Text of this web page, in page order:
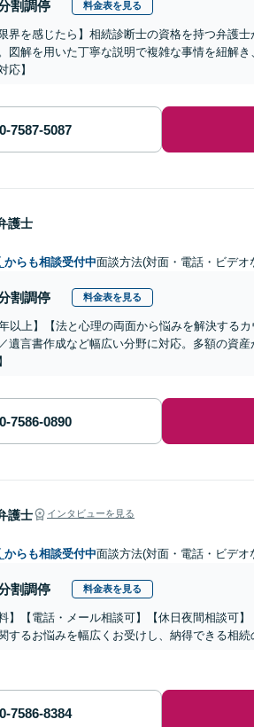
割調停 料金表を見る
界を感じたら】相続診断士の資格を持つ弁護
図解を用いた丁寧な説明で複雑な事情を紐解
応】
護士
からも相談受付中面談方法(対面・電話・ビデオ
割調停 料金表を見る
年以上】【法と心理の両面から悩みを解決する
遺言書作成など幅広い分野に対応。多額の資
護士 インタビューを見る
からも相談受付中面談方法(対面・電話・ビデオ
割調停 料金表を見る
】【電話・メール相談可】【休日夜間相談可
するお悩みを幅広くお受けし、納得できる相